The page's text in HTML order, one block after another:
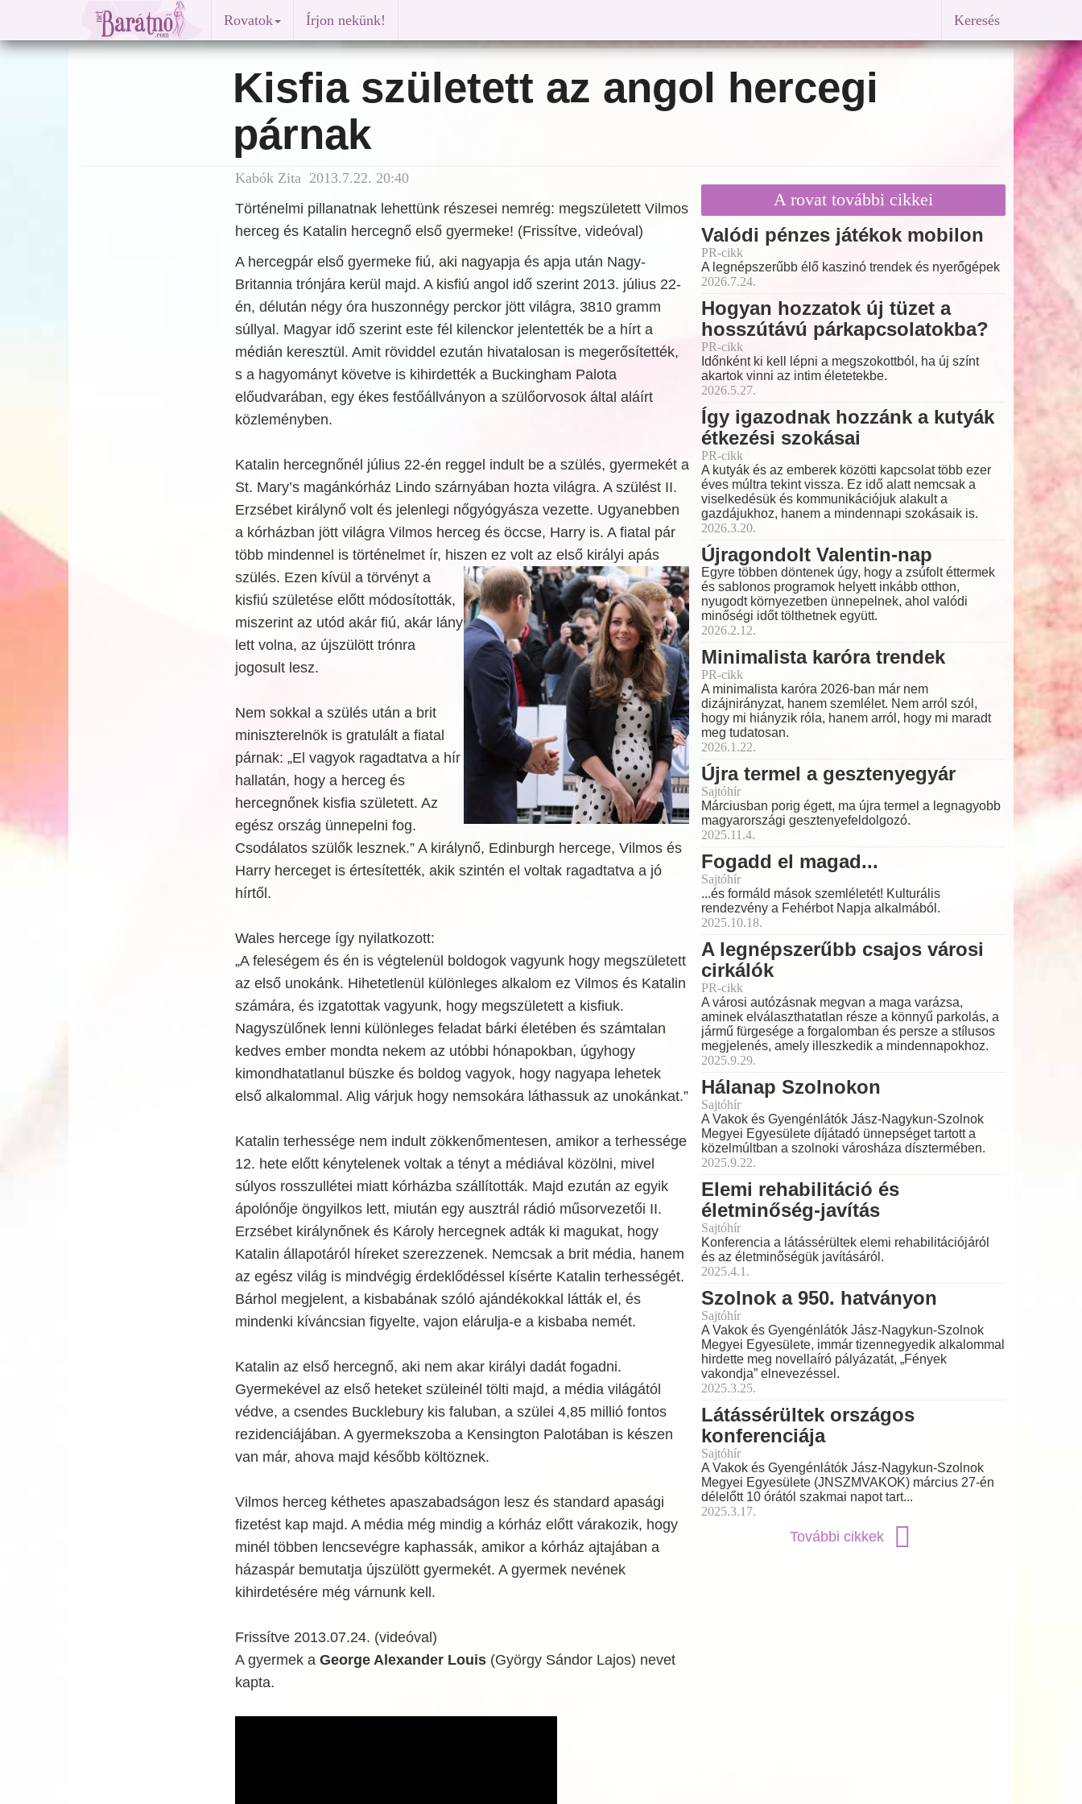
Rovatok Írjon nekünk! Keresés
Kisfia született az angol hercegi
párnak
Kabók Zita 2013.7.22. 20:40
Történelmi pillanatnak lehettünk részesei nemrég: megszületett Vilmos
herceg és Katalin hercegnő első gyermeke! (Frissítve, videóval)
A hercegpár első gyermeke fiú, aki nagyapja és apja után Nagy-
Britannia trónjára kerül majd. A kisfiú angol idő szerint 2013. július 22-
én, délután négy óra huszonnégy perckor jött világra, 3810 gramm
súllyal. Magyar idő szerint este fél kilenckor jelentették be a hírt a
médián keresztül. Amit röviddel ezután hivatalosan is megerősítették,
s a hagyományt követve is kihirdették a Buckingham Palota
előudvarában, egy ékes festőállványon a szülőorvosok által aláírt
közleményben.
Katalin hercegnőnél július 22-én reggel indult be a szülés, gyermekét a
St. Mary’s magánkórház Lindo szárnyában hozta világra. A szülést II.
Erzsébet királynő volt és jelenlegi nőgyógyásza vezette. Ugyanebben
a kórházban jött világra Vilmos herceg és öccse, Harry is. A fiatal pár
több mindennel is történelmet ír, hiszen ez volt az első királyi apás
szülés. Ezen kívül a törvényt a
kisfiú születése előtt módosították,
miszerint az utód akár fiú, akár lány
lett volna, az újszülött trónra
jogosult lesz.
Nem sokkal a szülés után a brit
miniszterelnök is gratulált a fiatal
párnak: „El vagyok ragadtatva a hír
hallatán, hogy a herceg és
hercegnőnek kisfia született. Az
egész ország ünnepelni fog.
Csodálatos szülők lesznek.” A királynő, Edinburgh hercege, Vilmos és
Harry herceget is értesítették, akik szintén el voltak ragadtatva a jó
hírtől.
Wales hercege így nyilatkozott:
„A feleségem és én is végtelenül boldogok vagyunk hogy megszületett
az első unokánk. Hihetetlenül különleges alkalom ez Vilmos és Katalin
számára, és izgatottak vagyunk, hogy megszületett a kisfiuk.
Nagyszülőnek lenni különleges feladat bárki életében és számtalan
kedves ember mondta nekem az utóbbi hónapokban, úgyhogy
kimondhatatlanul büszke és boldog vagyok, hogy nagyapa lehetek
első alkalommal. Alig várjuk hogy nemsokára láthassuk az unokánkat.”
Katalin terhessége nem indult zökkenőmentesen, amikor a terhessége
12. hete előtt kénytelenek voltak a tényt a médiával közölni, mivel
súlyos rosszullétei miatt kórházba szállították. Majd ezután az egyik
ápolónője öngyilkos lett, miután egy ausztrál rádió műsorvezetői II.
Erzsébet királynőnek és Károly hercegnek adták ki magukat, hogy
Katalin állapotáról híreket szerezzenek. Nemcsak a brit média, hanem
az egész világ is mindvégig érdeklődéssel kísérte Katalin terhességét.
Bárhol megjelent, a kisbabának szóló ajándékokkal látták el, és
mindenki kíváncsian figyelte, vajon elárulja-e a kisbaba nemét.
Katalin az első hercegnő, aki nem akar királyi dadát fogadni.
Gyermekével az első heteket szüleinél tölti majd, a média világától
védve, a csendes Bucklebury kis faluban, a szülei 4,85 millió fontos
rezidenciájában. A gyermekszoba a Kensington Palotában is készen
van már, ahova majd később költöznek.
Vilmos herceg kéthetes apaszabadságon lesz és standard apasági
fizetést kap majd. A média még mindig a kórház előtt várakozik, hogy
minél többen lencsevégre kaphassák, amikor a kórház ajtajában a
házaspár bemutatja újszülött gyermekét. A gyermek nevének
kihirdetésére még várnunk kell.
Frissítve 2013.07.24. (videóval)
A gyermek a George Alexander Louis(György Sándor Lajos) nevet
kapta.
A rovat további cikkei
Valódi pénzes játékok mobilon
PR-cikk
A legnépszerűbb élő kaszinó trendek és nyerőgépek
2026.7.24.
Hogyan hozzatok új tüzet a
hosszútávú párkapcsolatokba?
PR-cikk
Időnként ki kell lépni a megszokottból, ha új színt
akartok vinni az intim életetekbe.
2026.5.27.
Így igazodnak hozzánk a kutyák
étkezési szokásai
PR-cikk
A kutyák és az emberek közötti kapcsolat több ezer
éves múltra tekint vissza. Ez idő alatt nemcsak a
viselkedésük és kommunikációjuk alakult a
gazdájukhoz, hanem a mindennapi szokásaik is.
2026.3.20.
Újragondolt Valentin-nap
Egyre többen döntenek úgy, hogy a zsúfolt éttermek
és sablonos programok helyett inkább otthon,
nyugodt környezetben ünnepelnek, ahol valódi
minőségi időt tölthetnek együtt.
2026.2.12.
Minimalista karóra trendek
PR-cikk
A minimalista karóra 2026-ban már nem
dizájnirányzat, hanem szemlélet. Nem arról szól,
hogy mi hiányzik róla, hanem arról, hogy mi maradt
meg tudatosan.
2026.1.22.
Újra termel a gesztenyegyár
Sajtóhír
Márciusban porig égett, ma újra termel a legnagyobb
magyarországi gesztenyefeldolgozó.
2025.11.4.
Fogadd el magad...
Sajtóhír
...és formáld mások szemléletét! Kulturális
rendezvény a Fehérbot Napja alkalmából.
2025.10.18.
A legnépszerűbb csajos városi
cirkálók
PR-cikk
A városi autózásnak megvan a maga varázsa,
aminek elválaszthatatlan része a könnyű parkolás, a
jármű fürgesége a forgalomban és persze a stílusos
megjelenés, amely illeszkedik a mindennapokhoz.
2025.9.29.
Hálanap Szolnokon
Sajtóhír
A Vakok és Gyengénlátók Jász-Nagykun-Szolnok
Megyei Egyesülete díjátadó ünnepséget tartott a
közelmúltban a szolnoki városháza dísztermében.
2025.9.22.
Elemi rehabilitáció és
életminőség-javítás
Sajtóhír
Konferencia a látássérültek elemi rehabilitációjáról
és az életminőségük javításáról.
2025.4.1.
Szolnok a 950. hatványon
Sajtóhír
A Vakok és Gyengénlátók Jász-Nagykun-Szolnok
Megyei Egyesülete, immár tizennegyedik alkalommal
hirdette meg novellaíró pályázatát, „Fények
vakondja” elnevezéssel.
2025.3.25.
Látássérültek országos
konferenciája
Sajtóhír
A Vakok és Gyengénlátók Jász-Nagykun-Szolnok
Megyei Egyesülete (JNSZMVAKOK) március 27-én
délelőtt 10 órától szakmai napot tart...
2025.3.17.
További cikkek